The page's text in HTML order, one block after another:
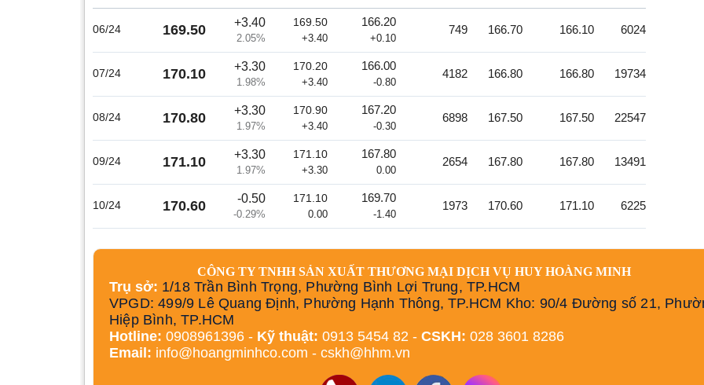
-50
-0.35%
14195
+75
14050
-70
-55
-0.39%
14305
+120
14120
-65
06/24 169.50 +3.40
2.05%
169.50
+3.40
166.20
+0.10
749 166.70 166.10 6024
07/24 170.10 +3.30
1.98%
170.20
+3.40
166.00
-0.80
4182 166.80 166.80 19734
08/24 170.80 +3.30
1.97%
170.90
+3.40
167.20
-0.30
6898 167.50 167.50 22547
09/24 171.10 +3.30
1.97%
171.10
+3.30
167.80
0.00
2654 167.80 167.80 13491
10/24 170.60 -0.50
-0.29%
171.10
0.00
169.70
-1.40
1973 170.60 171.10 6225
CÔNG TY TNHH SẢN XUẤT THƯƠNG MẠI DỊCH VỤ HUY HOÀNG MINH
Trụ sở: 1/18 Trần Bình Trọng, Phường Bình Lợi Trung, TP.HCM
VPGD: 499/9 Lê Quang Định, Phường Hạnh Thông, TP.HCM Kho: 90/4 Đường số 21,
Hiệp Bình, TP.HCM
Hotline: 0908961396 - Kỹ thuật: 0913 5454 82 - CSKH: 028 3601 8286
Email: info@hoangminhco.com - cskh@hhm.vn